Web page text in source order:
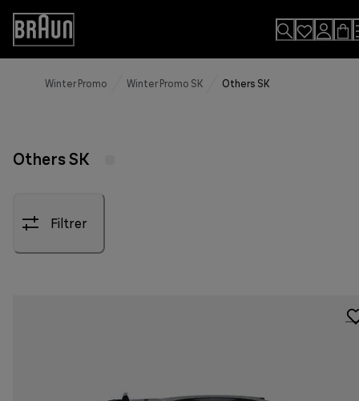
Skip
Content
Accessibility
Statement
Winter Promo Winter Promo SK Others SK
Others SK
Filtrer